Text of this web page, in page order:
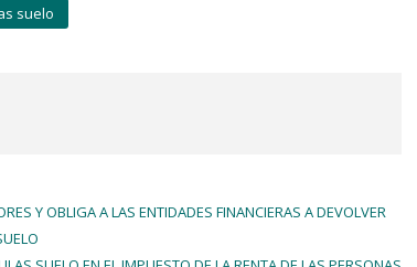
suelo
Y OBLIGA A LAS ENTIDADES FINANCIERAS A DEVOLVER